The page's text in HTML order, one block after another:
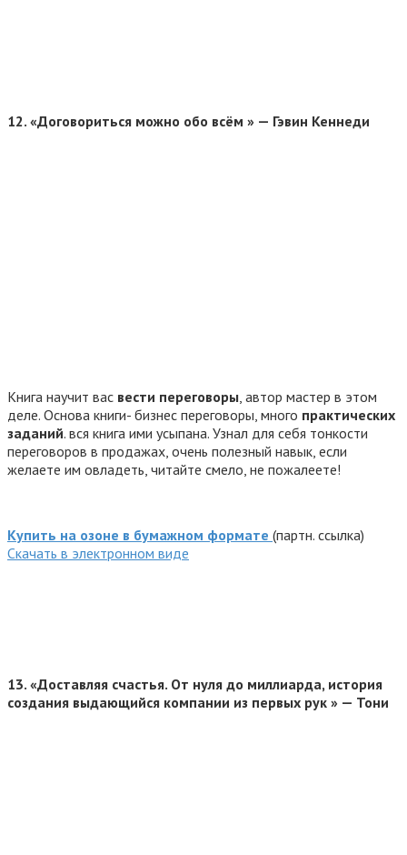
12. «Договориться можно обо всём » — Гэвин Кеннеди
Книга научит вас вести переговоры , автор мастер в этом
деле. Основа книги- бизнес переговоры, много практических
заданий. вся книга ими усыпана. Узнал для себя тонкости
переговоров в продажах, очень полезный навык, если
желаете им овладеть, читайте смело, не пожалеете!
Купить на озоне в бумажном формате (партн. ссылка)
Cкачать в электронном виде
13. «Доставляя счастья. От нуля до миллиарда, история
создания выдающийся компании из первых рук » — Тони